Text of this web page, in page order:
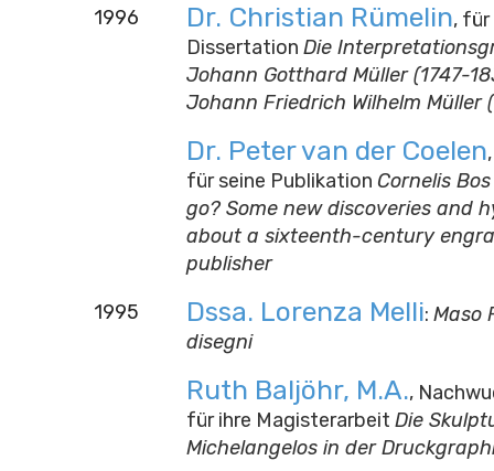
1996
Dr. Christian Rümelin, für
Dissertation Die
Johann Gotthard Müller (1747-
Johann Friedrich Wilhelm Müller
Dr. Peter van der Coelen
für seine Publikation Cornelis
go? Some new discoveries and
about a sixteenth-century
publisher
1995
Dssa. Lorenza Melli: Maso
disegni
Ruth Baljöhr, M.A.,
für ihre Magisterarbeit Die
Michelangelos in der